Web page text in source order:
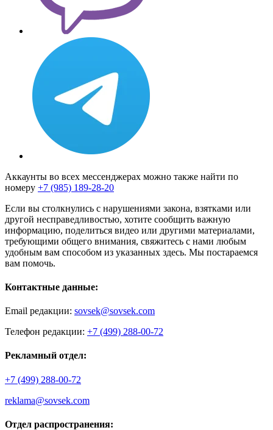
Аккаунты во всех мессенджерах можно также найти по
номеру +7 (985) 189-28-20
Если вы столкнулись с нарушениями закона, взятками или
другой несправедливостью, хотите сообщить важную
информацию, поделиться видео или другими материалами,
требующими общего внимания, свяжитесь с нами любым
удобным вам способом из указанных здесь. Мы постараемся
вам помочь.
Контактные данные:
Email редакции: sovsek@sovsek.com
Телефон редакции: +7 (499) 288-00-72
Рекламный отдел:
+7 (499) 288-00-72
reklama@sovsek.com
Отдел распространения: